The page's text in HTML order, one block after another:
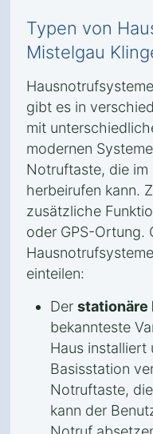
Typen von
Mistelgau
gibt es in
mit
modernen
Notruftaste, die
herbeirufen kann.
zusätzliche
oder GPS-Ortung.
einteilen:
Der stationäre
bekannteste
Haus installiert
Basisstation
Notruftaste,
kann der